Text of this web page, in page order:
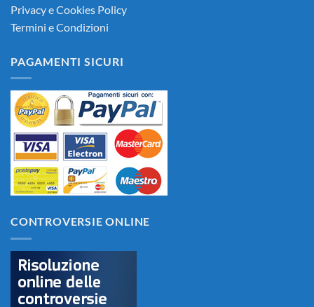
Privacy e Cookies Policy
Termini e Condizioni
PAGAMENTI SICURI
CONTROVERSIE ONLINE